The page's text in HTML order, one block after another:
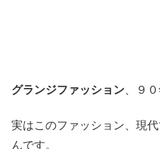
グランジファッション 、９
実はこのファッション、現
んです。